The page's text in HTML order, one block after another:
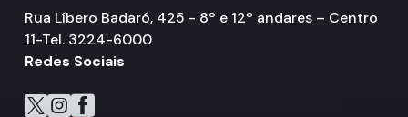
Rua Líbero Badaró, 425 - 8º e 12º andares – Centro
11-Tel. 3224-6000
Redes Sociais
Icone do X
Icone do Instagram
Icone do Facebook
Icone do Flickr